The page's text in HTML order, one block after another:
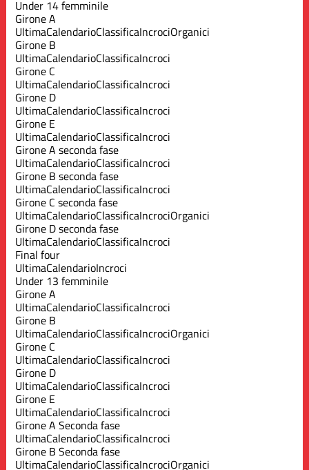
Under 14 femminile
Girone A
UltimaCalendarioClassificaIncrociOrganici
Girone B
UltimaCalendarioClassificaIncroci
Girone C
UltimaCalendarioClassificaIncroci
Girone D
UltimaCalendarioClassificaIncroci
Girone E
UltimaCalendarioClassificaIncroci
Girone A seconda fase
UltimaCalendarioClassificaIncroci
Girone B seconda fase
UltimaCalendarioClassificaIncroci
Girone C seconda fase
UltimaCalendarioClassificaIncrociOrganici
Girone D seconda fase
UltimaCalendarioClassificaIncroci
Final four
UltimaCalendarioIncroci
Under 13 femminile
Girone A
UltimaCalendarioClassificaIncroci
Girone B
UltimaCalendarioClassificaIncrociOrganici
Girone C
UltimaCalendarioClassificaIncroci
Girone D
UltimaCalendarioClassificaIncroci
Girone E
UltimaCalendarioClassificaIncroci
Girone A Seconda fase
UltimaCalendarioClassificaIncroci
Girone B Seconda fase
UltimaCalendarioClassificaIncrociOrganici